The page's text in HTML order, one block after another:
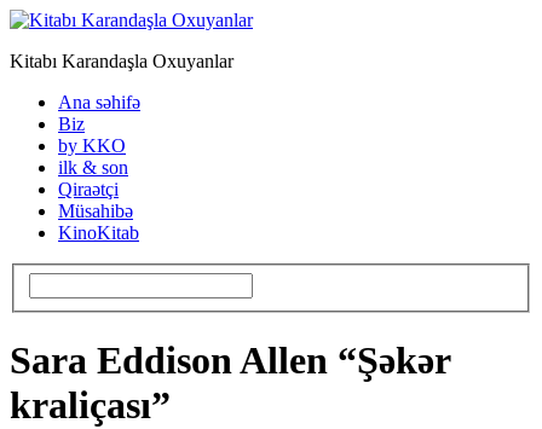
Kitabı Karandaşla Oxuyanlar
Ana səhifə
Biz
by KKO
ilk & son
Qiraətçi
Müsahibə
KinoKitab
Sara Eddison Allen “Şəkər
kraliçası”